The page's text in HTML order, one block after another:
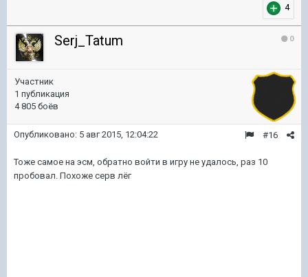
4
0
Serj_Tatum
Участник
1 публикация
4 805 боёв
#16
Опубликовано: 5 авг 2015, 12:04:22
Тоже самое на эсм, обратно войти в игру не удалось, раз 10
пробовал. Похоже серв лёг